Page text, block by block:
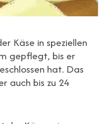
Käse in speziellen
gepflegt, bis er
hat. Das
auch bis zu 24